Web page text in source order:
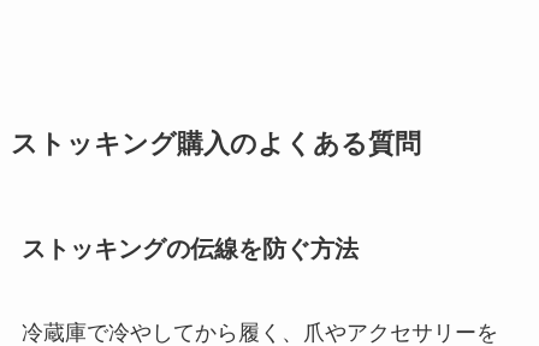
ストッキング購入のよくある質問
ストッキングの伝線を防ぐ方法
冷蔵庫で冷やしてから履く、爪やアクセサリーを